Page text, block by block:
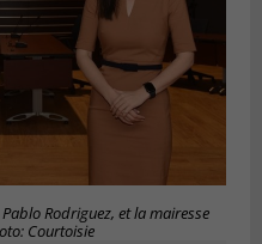
Rodriguez, et la mairesse
Courtoisie